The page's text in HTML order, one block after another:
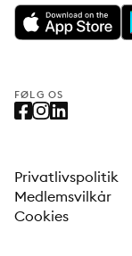
FØLG OS
Privatlivspolitik
Medlemsvilkår
Cookies